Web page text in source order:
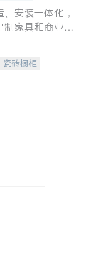
安装一体化，
制家具和商业空
瓷砖橱柜